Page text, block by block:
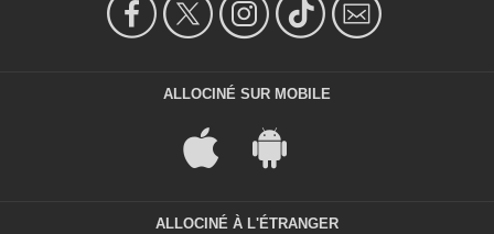
ALLOCINÉ SUR MOBILE
ALLOCINÉ À L'ÉTRANGER